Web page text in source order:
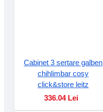
Cabinet 3 sertare galben
chihlimbar cosy
click&store leitz
336.04 Lei